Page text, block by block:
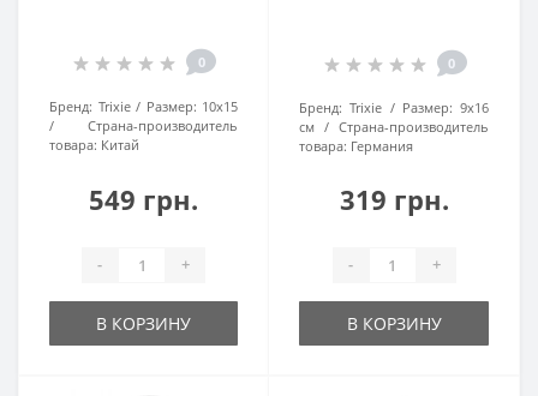
0
Бренд: Trixie Размер: 10х15
Страна-производитель
товара: Китай
549 грн.
- +
В КОРЗИНУ
0
Бренд: Trixie Размер: 9х16
см
Страна-производитель
товара: Германия
319 грн.
- +
В КОРЗИНУ